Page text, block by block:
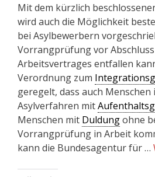
Mit dem kürzlich
wird auch die Möglichkeit
bei Asylbewerbern
Vorrangprüfung vor
Arbeitsvertrages entfallen
Verordnung zum
geregelt, dass auch Menschen
Asylverfahren mit
Menschen mit Duldungohne
Vorrangprüfung in Arbeit
kann die Bundesagentur für …